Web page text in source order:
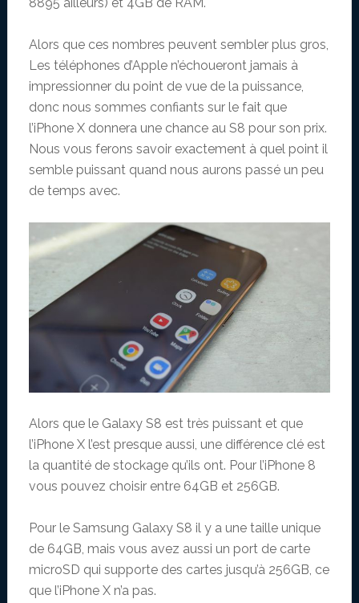
8895 ailleurs) et 4GB de RAM.
Alors que ces nombres peuvent sembler plus gros,
Les téléphones d’Apple n’échoueront jamais à
impressionner du point de vue de la puissance,
donc nous sommes confiants sur le fait que
l’iPhone X donnera une chance au S8 pour son prix.
Nous vous ferons savoir exactement à quel point il
semble puissant quand nous aurons passé un peu
de temps avec.
Alors que le Galaxy S8 est très puissant et que
l’iPhone X l’est presque aussi, une différence clé est
la quantité de stockage qu’ils ont. Pour l’iPhone 8
vous pouvez choisir entre 64GB et 256GB.
Pour le Samsung Galaxy S8 il y a une taille unique
de 64GB, mais vous avez aussi un port de carte
microSD qui supporte des cartes jusqu’à 256GB, ce
que l’iPhone X n’a pas.